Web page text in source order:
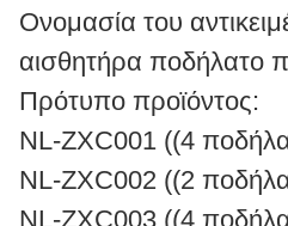
Ονομασία του
αισθητήρα ποδήλατο
Πρότυπο προϊόντος:
NL-ZXC001 ((4
NL-ZXC002 ((2
NL-ZXC003 ((4